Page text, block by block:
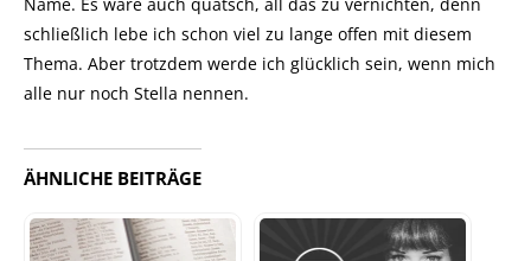
schließlich lebe ich schon viel zu lange offen mit diesem
Thema. Aber trotzdem werde ich glücklich sein, wenn mich
alle nur noch Stella nennen.
ÄHNLICHE BEITRÄGE